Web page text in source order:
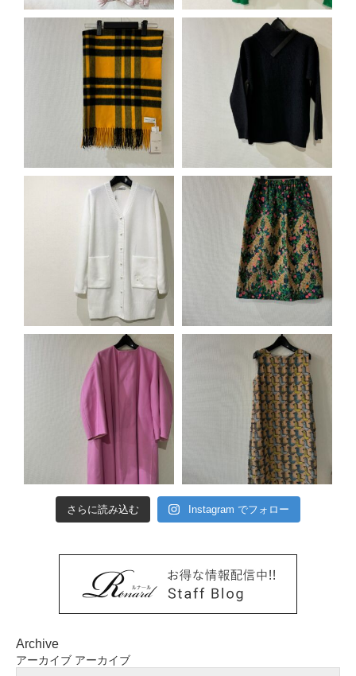
さらに読み込む Instagram でフォロー
Archive
アーカイブ アーカイブ